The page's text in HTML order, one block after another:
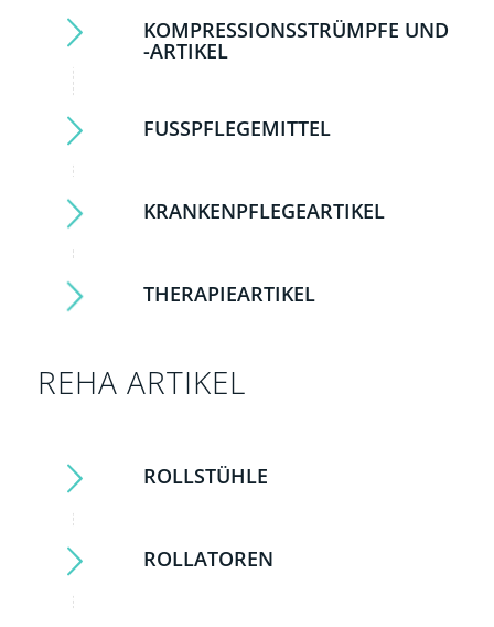
KOMPRESSIONSSTRÜMPFE UND
-ARTIKEL
FUSSPFLEGEMITTEL
KRANKENPFLEGEARTIKEL
THERAPIEARTIKEL
REHA ARTIKEL
ROLLSTÜHLE
ROLLATOREN